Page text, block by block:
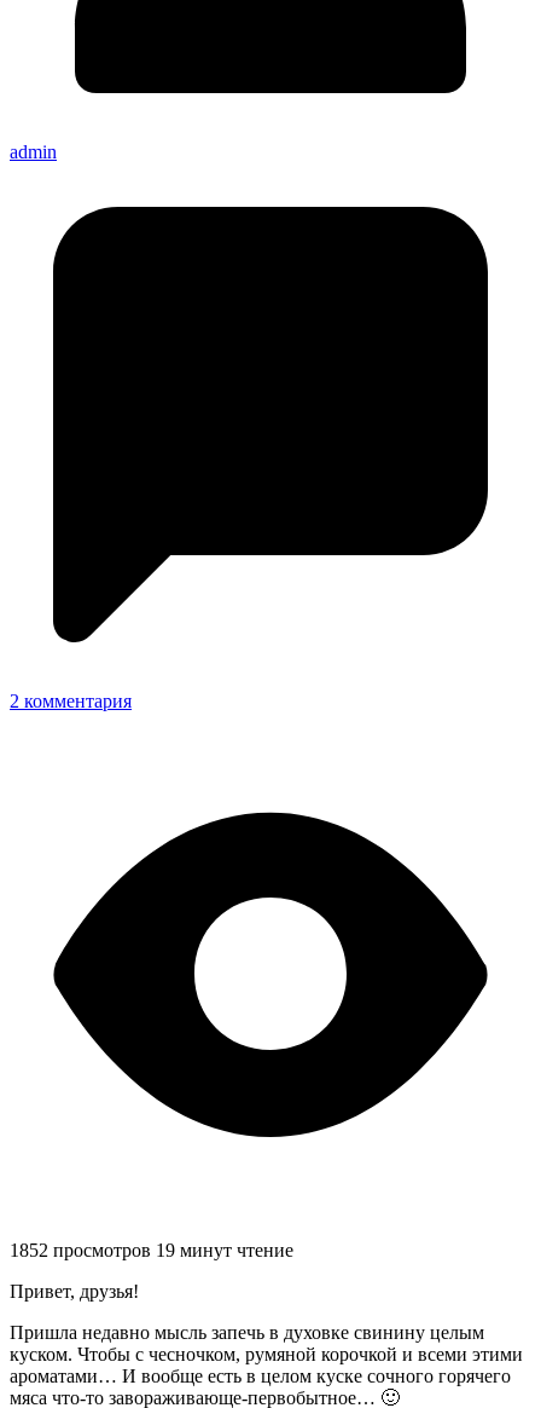
admin
2 комментария
1852 просмотров 19 минут чтение
Привет, друзья!
Пришла недавно мысль запечь в духовке свинину целым
куском. Чтобы с чесночком, румяной корочкой и всеми этими
ароматами… И вообще есть в целом куске сочного горячего
мяса что-то завораживающе-первобытное… 🙂